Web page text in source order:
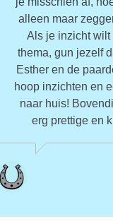
alleen maar
Als je inzicht wilt
thema, gun jezelf
Esther en de
hoop inzichten en
naar huis!
erg prettige en